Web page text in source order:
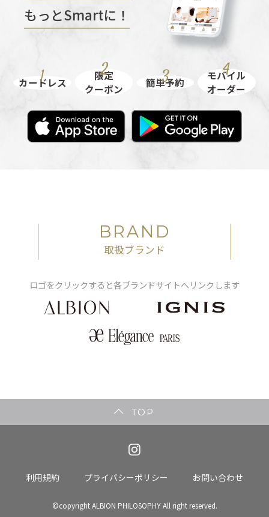
もっとSmartに！
カードレス
限定
クーポン
簡単予約
モバイル
オーダー
BRAND
取扱ブランド
ロゴをクリックすると各ブランドサイトへリンクします
TOP
利用規約 プライバシーポリシー お問い合わせ
©copyright ALBION PHILOSOPHY All right reserved.